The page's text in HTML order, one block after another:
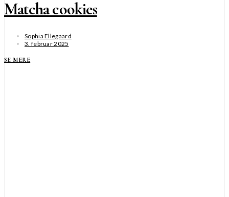
Matcha cookies
Sophia Ellegaard
3. februar 2025
SE MERE